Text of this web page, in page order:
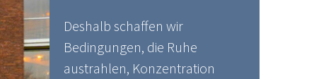
Deshalb schaffen wir
Bedingungen, die Ruhe
austrahlen, Konzentration